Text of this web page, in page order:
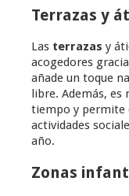
Terrazas y
Las terrazas y
acogedores
añade un toque
libre. Además, es
tiempo y permite
actividades
año.
Zonas